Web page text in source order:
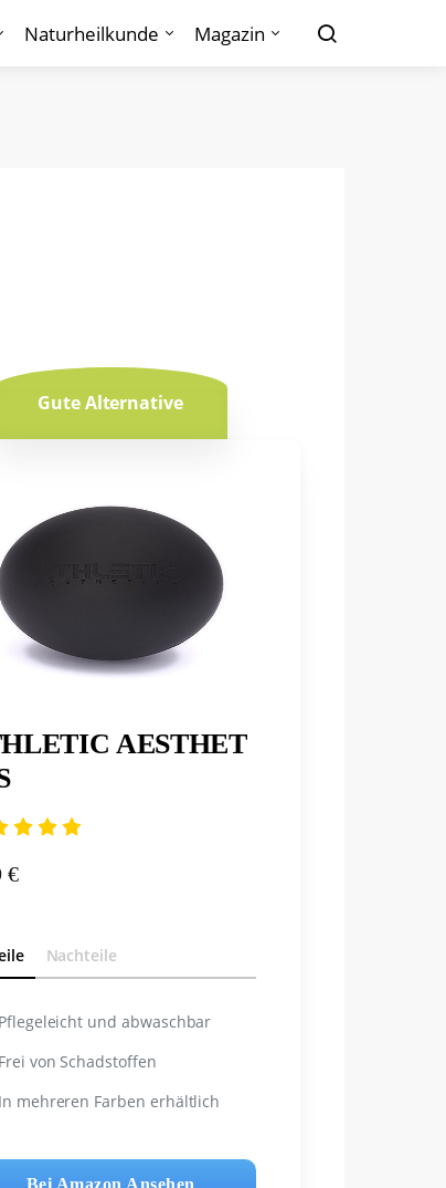
Naturheilkunde Magazin
Gute Alternative
AESTHET
€
Nachteile
Pflegeleicht und abwaschbar
Frei von Schadstoffen
In mehreren Farben erhältlich